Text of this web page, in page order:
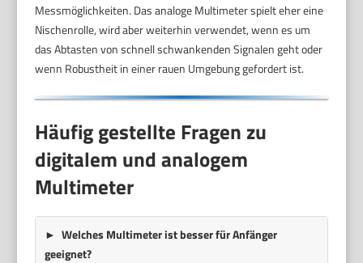
Messmöglichkeiten. Das analoge Multimeter spielt eher eine
Nischenrolle, wird aber weiterhin verwendet, wenn es um
das Abtasten von schnell schwankenden Signalen geht oder
wenn Robustheit in einer rauen Umgebung gefordert ist.
Häufig gestellte Fragen zu
digitalem und analogem
Multimeter
Welches Multimeter ist besser für Anfänger
geeignet?